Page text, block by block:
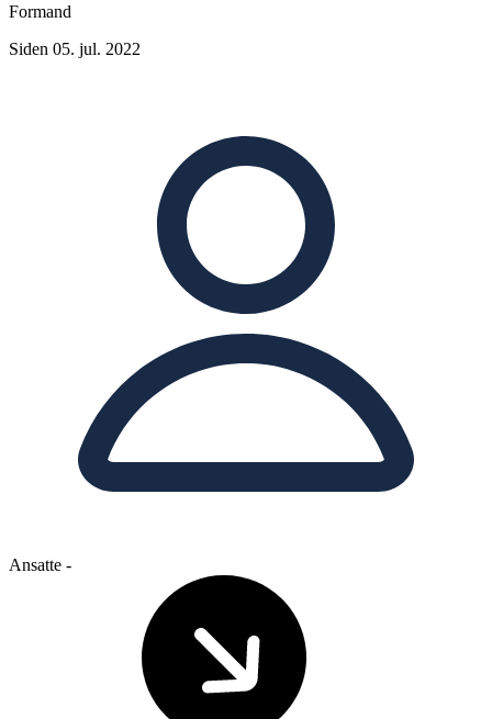
Formand
Siden 05. jul. 2022
Ansatte -